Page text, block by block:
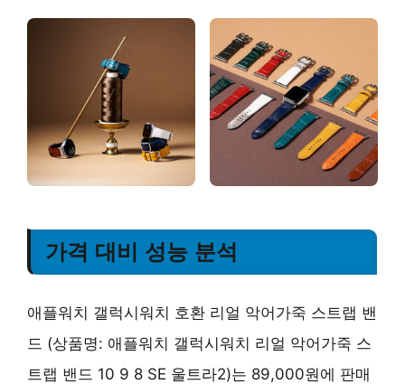
가격 대비 성능 분석
애플워치 갤럭시워치 호환 리얼 악어가죽 스트랩 밴
드 (상품명: 애플워치 갤럭시워치 리얼 악어가죽 스
트랩 밴드 10 9 8 SE 울트라2)는 89,000원에 판매